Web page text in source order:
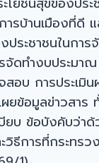
รบ้านเมืองที่ดี
ระชาชนในการ
ดทำงบประมา
อบ การประเมิ
ยข้อมูลข่าวสาร
ยบ ข้อบังคับว่า
ธีการที่กระทรว